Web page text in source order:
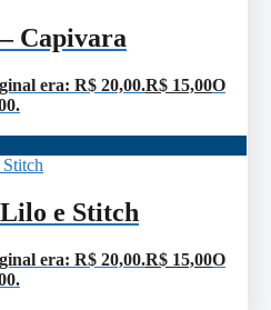
Capivara
era: R$ 20,00.R$15,00O
e Stitch
era: R$ 20,00.R$15,00O